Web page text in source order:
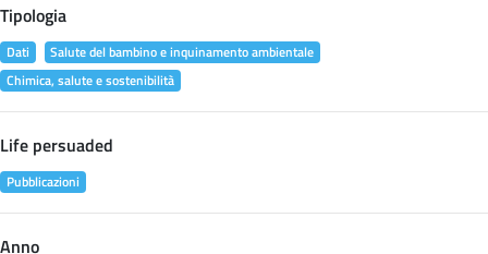
Tipologia
Dati
Salute del bambino e inquinamento ambientale
Chimica, salute e sostenibilità
Life persuaded
Pubblicazioni
Anno